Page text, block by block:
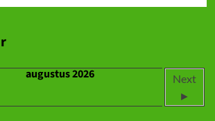
augustus 2026
Next
►